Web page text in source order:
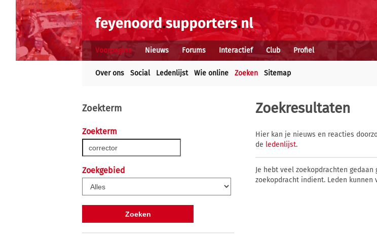
Voorpagina Nieuws Forums Interactief Club Profiel
Over ons Social Ledenlijst Wie online Zoeken Sitemap
Zoekterm
Zoekterm
Zoekgebied
Zoekresultaten
Hier kan je nieuws en reacties
de ledenlijst.
Je hebt veel zoekopdrachten
zoekopdracht indient. Leden kunnen